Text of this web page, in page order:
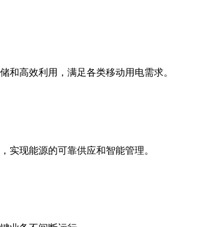
和高效利用，满足各类移动用电需求。
实现能源的可靠供应和智能管理。